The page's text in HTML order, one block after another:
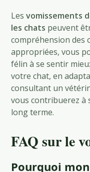
Lesvomissements
les chats peuvent
compréhension des
appropriées, vous
félin à se sentir
votre chat, en
consultant un
vous contribuerez à
long terme.
FAQ sur le
Pourquoi